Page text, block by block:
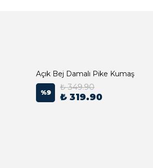
Açık Bej Damalı Pike Kumaş
%9
₺ 349.90
₺ 319.90